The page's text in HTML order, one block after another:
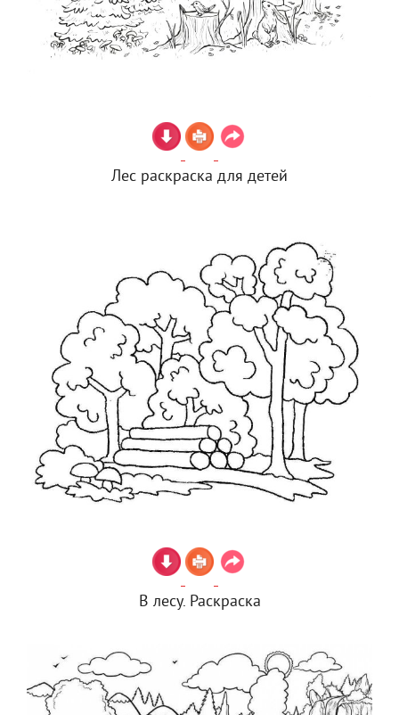
Лес раскраска для детей
В лесу. Раскраска